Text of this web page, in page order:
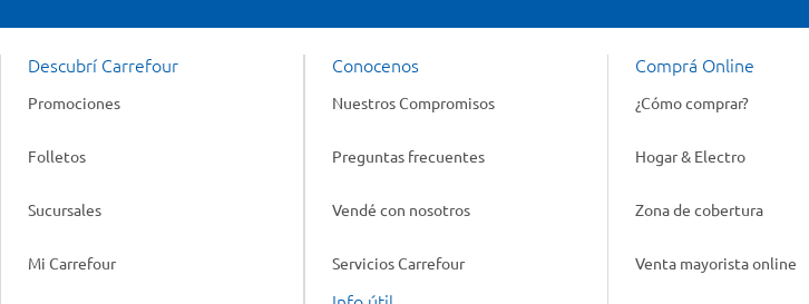
Descubrí Carrefour
Promociones
Folletos
Sucursales
Mi Carrefour
Conocenos
Nuestros Compromisos
Preguntas frecuentes
Vendé con nosotros
Servicios Carrefour
Comprá Online
¿Cómo comprar?
Hogar & Electro
Zona de cobertura
Venta mayorista online